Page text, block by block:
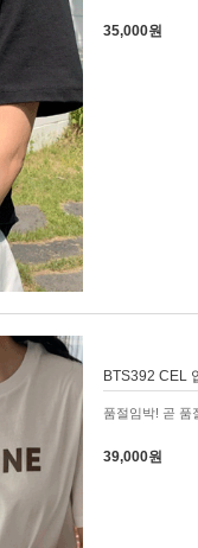
35,000원
BTS392 CEL
품절임박! 곧 품
39,000원